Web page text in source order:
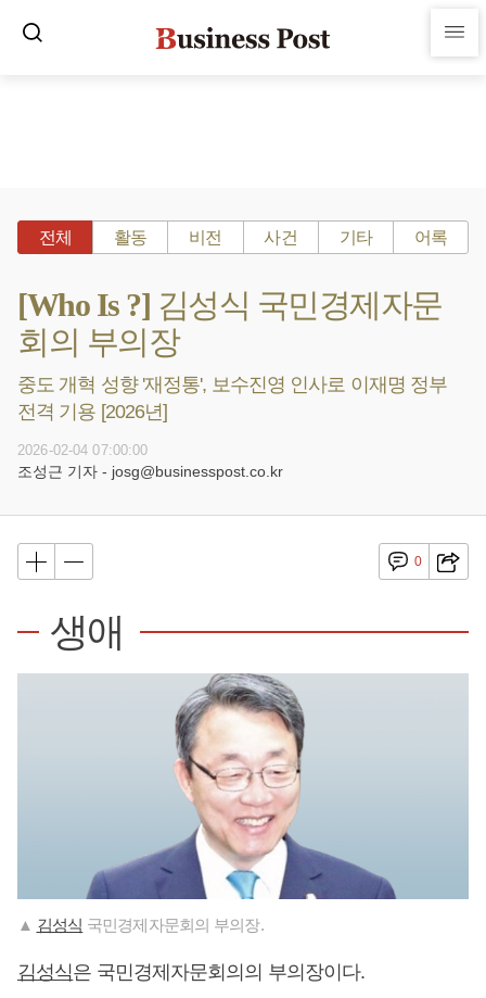
전체 활동 비전 사건 기타 어록
[Who Is ?] 김성식 국민경제자문
회의 부의장
중도 개혁 성향 '재정통', 보수진영 인사로 이재명 정부
전격 기용 [2026년]
2026-02-04 07:00:00
조성근 기자 - josg@businesspost.co.kr
0
생애
▲ 김성식 국민경제자문회의 부의장.
김성식은 국민경제자문회의의 부의장이다.